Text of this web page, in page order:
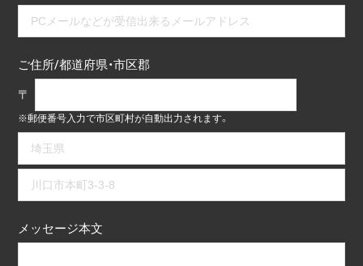
ご住所/都道府県・市区郡
〒
※郵便番号入力で市区町村が自動出力されます。
メッセージ本文